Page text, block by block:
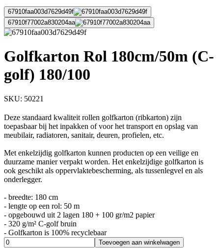
67910faa003d7629d49f
67910f77002a830204aa
Golfkarton Rol 180cm/50m (C-
golf) 180/100
SKU: 50221
Deze standaard kwaliteit rollen golfkarton (ribkarton) zijn
toepasbaar bij het inpakken of voor het transport en opslag van
meubilair, radiatoren, sanitair, deuren, profielen, etc.
Met enkelzijdig golfkarton kunnen producten op een veilige en
duurzame manier verpakt worden. Het enkelzijdige golfkarton is
ook geschikt als oppervlaktebescherming, als tussenlegvel en als
onderlegger.
- breedte: 180 cm
- lengte op een rol: 50 m
- opgebouwd uit 2 lagen 180 + 100 gr/m2 papier
- 320 g/m² C-golf bruin
- Golfkarton is 100% recyclebaar
Toevoegen aan winkelwagen